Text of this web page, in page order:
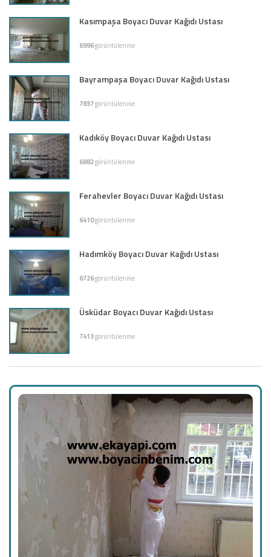
Kasımpaşa Boyacı Duvar Kağıdı Ustası
6996görüntülenme
Bayrampaşa Boyacı Duvar Kağıdı Ustası
7837görüntülenme
Kadıköy Boyacı Duvar Kağıdı Ustası
6882görüntülenme
Ferahevler Boyacı Duvar Kağıdı Ustası
6410görüntülenme
Hadımköy Boyacı Duvar Kağıdı Ustası
6726görüntülenme
Üsküdar Boyacı Duvar Kağıdı Ustası
7413görüntülenme